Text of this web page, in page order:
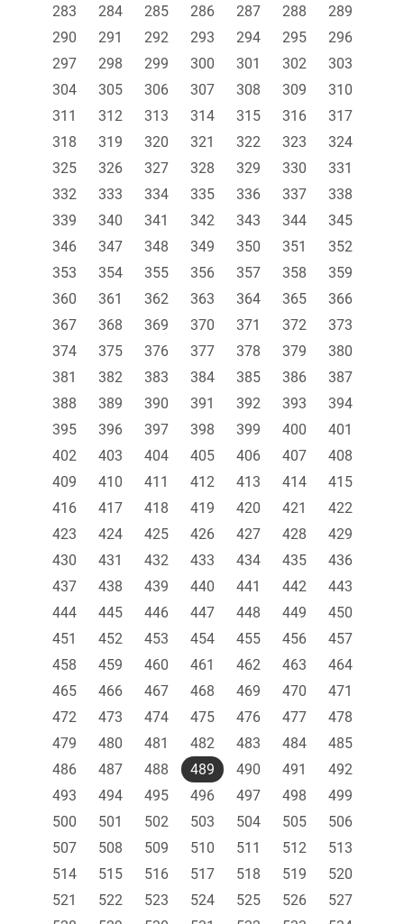
283
284 285 286 287 288
289
290
291 292 293 294 295
296
297
298 299 300 301 302
303
304
305 306 307 308 309
310
311
312 313 314 315 316
317
318
319 320 321 322 323
324
325
326 327 328 329 330
331
332
333 334 335 336 337
338
339
340 341 342 343 344
345
346
347 348 349 350 351
352
353
354 355 356 357 358
359
360
361 362 363 364 365
366
367
368 369 370 371 372
373
374
375 376 377 378 379
380
381
382 383 384 385 386
387
388
389 390 391 392 393
394
395
396 397 398 399 400
401
402
403 404 405 406 407
408
409
410 411 412 413 414
415
416
417 418 419 420 421
422
423
424 425 426 427 428
429
430
431 432 433 434 435
436
437
438 439 440 441 442
443
444
445 446 447 448 449
450
451
452 453 454 455 456
457
458
459 460 461 462 463
464
465
466 467 468 469 470
471
472
473 474 475 476 477
478
479
480 481 482 483 484
485
486
487 488 489 490 491
492
493
494 495 496 497 498
499
500
501 502 503 504 505
506
507
508 509 510 511 512
513
514
515 516 517 518 519
520
521
522 523 524 525 526
527